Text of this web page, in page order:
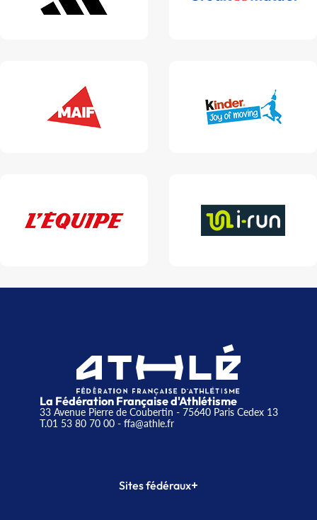
La Fédération Française d'Athlétisme
33 Avenue Pierre de Coubertin - 75640 Paris Cedex 13
T.01 53 80 70 00- ffa@athle.fr
Sites fédéraux+